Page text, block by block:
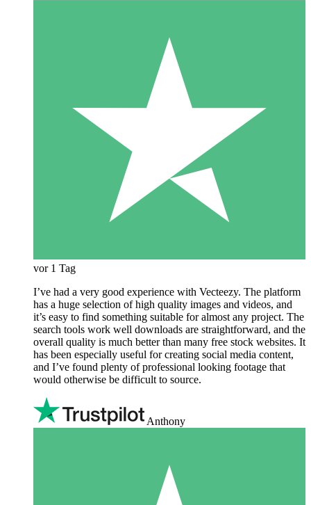
vor 1 Tag
I’ve had a very good experience with Vecteezy. The platform
has a huge selection of high quality images and videos, and
it’s easy to find something suitable for almost any project. The
search tools work well downloads are straightforward, and the
overall quality is much better than many free stock websites. It
has been especially useful for creating social media content,
and I’ve found plenty of professional looking footage that
would otherwise be difficult to source.
Anthony